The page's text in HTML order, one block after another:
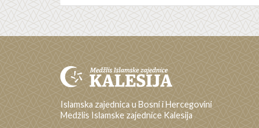
Islamska zajednica u Bosni i Hercegovini
Medžlis Islamske zajednice Kalesija